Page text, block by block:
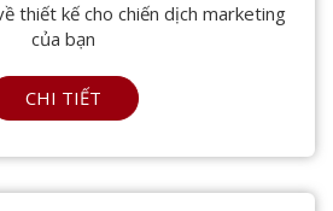
thiết kế cho chiến dịch marketing
của bạn
CHI TIẾT